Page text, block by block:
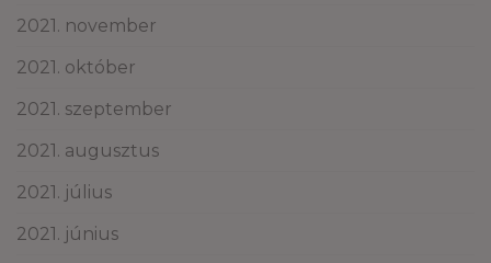
2021. november
2021. október
2021. szeptember
2021. augusztus
2021. július
2021. június